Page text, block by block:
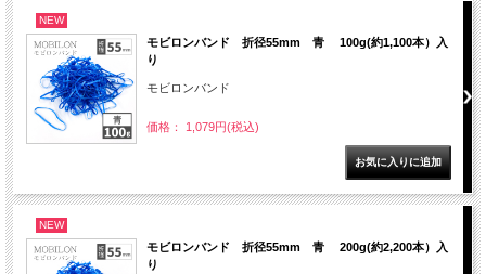
NEW
モビロンバンド 折径55mm 青 100g(約1,100本）入
り
モビロンバンド
価格： 1,079円(税込)
NEW
モビロンバンド 折径55mm 青 200g(約2,200本）入
り